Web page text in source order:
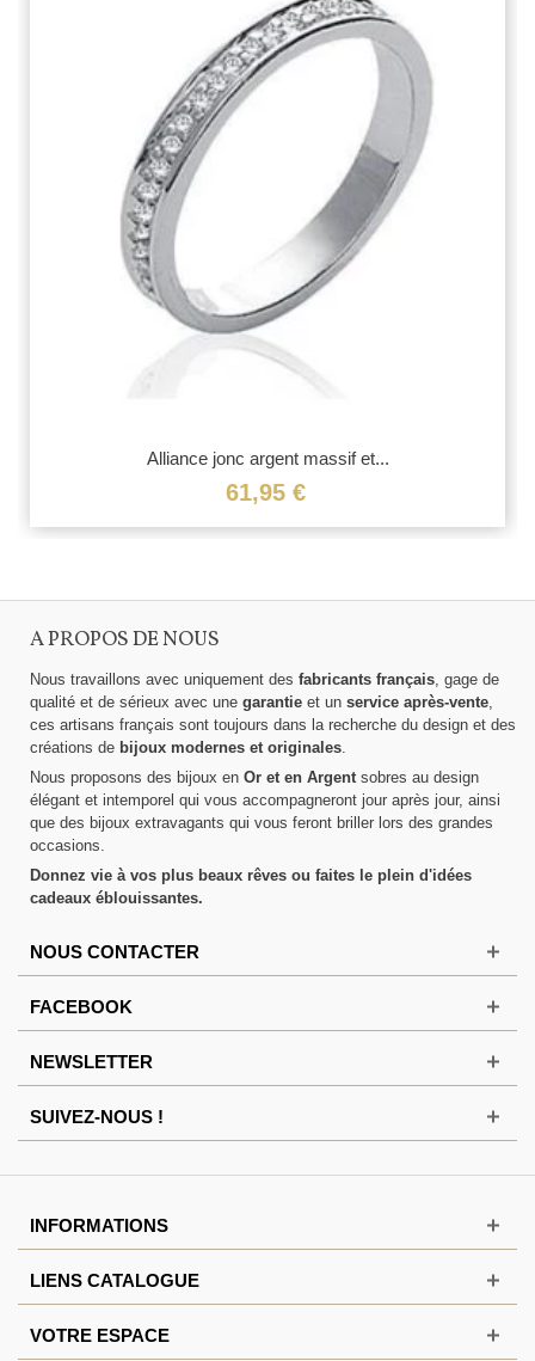
Alliance jonc argent massif et...
61,95 €
A PROPOS DE NOUS
Nous travaillons avec uniquement des fabricants français, gage de
qualité et de sérieux avec une garantie et un service après-vente,
ces artisans français sont toujours dans la recherche du design et des
créations de bijoux modernes et originales.
Nous proposons des bijoux en Or et en Argentsobres au design
élégant et intemporel qui vous accompagneront jour après jour, ainsi
que des bijoux extravagants qui vous feront briller lors des grandes
occasions.
Donnez vie à vos plus beaux rêves ou faites le plein d'idées
cadeaux éblouissantes.
NOUS CONTACTER
FACEBOOK
NEWSLETTER
SUIVEZ-NOUS !
INFORMATIONS
LIENS CATALOGUE
VOTRE ESPACE